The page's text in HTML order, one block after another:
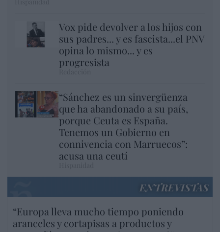
Vox pide devolver a los hijos con
sus padres... y es fascista...el PNV
opina lo mismo... y es
progresista
“Sánchez es un sinvergüenza
que ha abandonado a su país,
porque Ceuta es España.
Tenemos un Gobierno en
connivencia con Marruecos”:
acusa una ceutí
ENTREVISTAS
“Europa lleva mucho tiempo poniendo
aranceles y cortapisas a productos y